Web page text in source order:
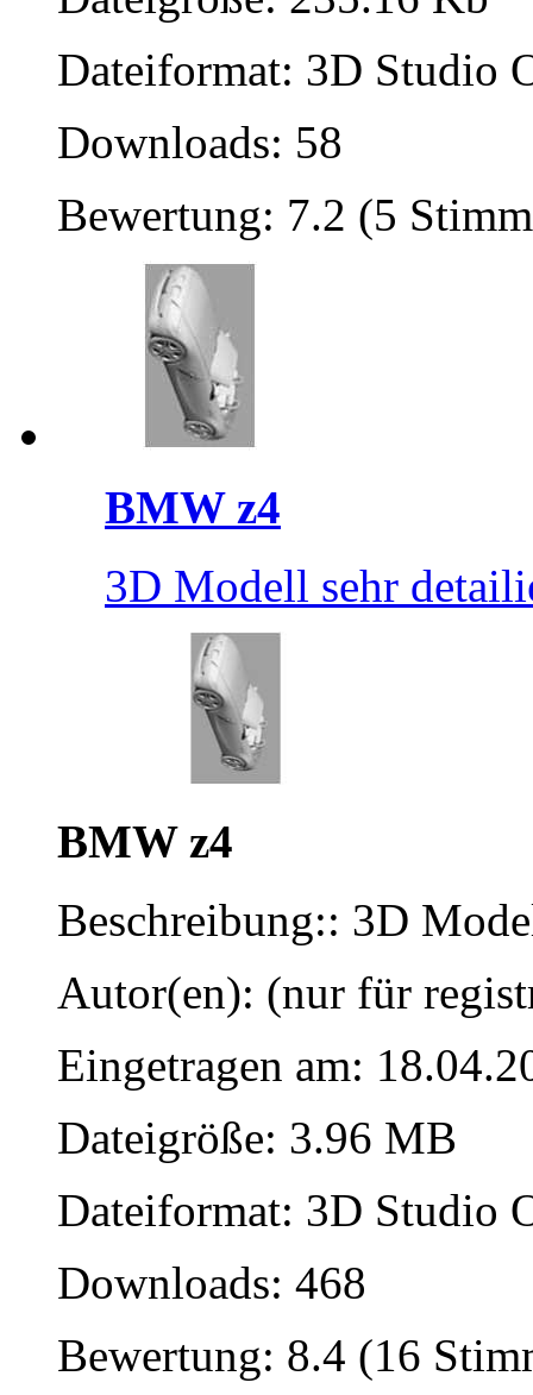
Dateiformat: 3D Studio
Downloads: 58
Bewertung: 7.2 (5
BMW z4
3D Modell sehr
BMW z4
Beschreibung:: 3D
Autor(en): (nur für
Eingetragen am:
Dateigröße: 3.96 MB
Dateiformat: 3D Studio
Downloads: 468
Bewertung: 8.4 (16